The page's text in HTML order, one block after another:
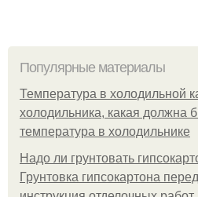
Популярные материалы
Температура в холодильной
холодильника, какая должна
температура в холодильнике
Надо ли грунтовать
Грунтовка гипсокартона